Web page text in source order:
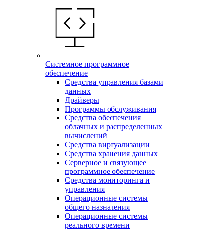
Системное программное
обеспечение
Средства управления базами
данных
Драйверы
Программы обслуживания
Средства обеспечения
облачных и распределенных
вычислений
Средства виртуализации
Средства хранения данных
Серверное и связующее
программное обеспечение
Средства мониторинга и
управления
Операционные системы
общего назначения
Операционные системы
реального времени